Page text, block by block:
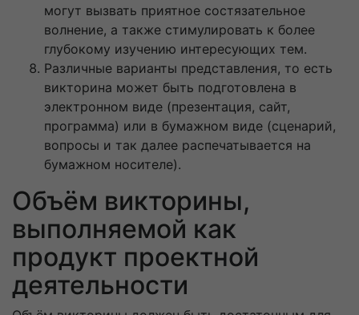
могут вызвать приятное состязательное
волнение, а также стимулировать к более
глубокому изучению интересующих тем.
Различные варианты представления, то есть
викторина может быть подготовлена в
электронном виде (презентация, сайт,
программа) или в бумажном виде (сценарий,
вопросы и так далее распечатывается на
бумажном носителе).
Объём викторины,
выполняемой как
продукт проектной
деятельности